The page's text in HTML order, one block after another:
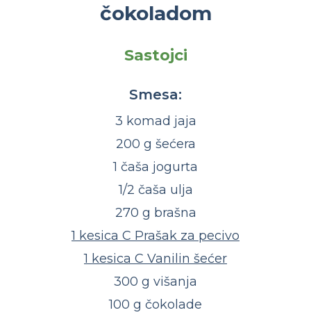
čokoladom
Sastojci
Smesa:
3 komad jaja
200 g šećera
1 čaša jogurta
1/2 čaša ulja
270 g brašna
1 kesica C Prašak za pecivo
1 kesica C Vanilin šećer
300 g višanja
100 g čokolade